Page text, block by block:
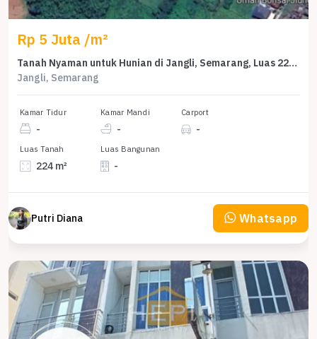
Rp 5 Juta /m²
Tanah Nyaman untuk Hunian di Jangli, Semarang, Luas 224m²
Jangli, Semarang
Kamar Tidur
-
Kamar Mandi
-
Carport
-
Luas Tanah
224 m²
Luas Bangunan
-
Putri Diana Whatsapp